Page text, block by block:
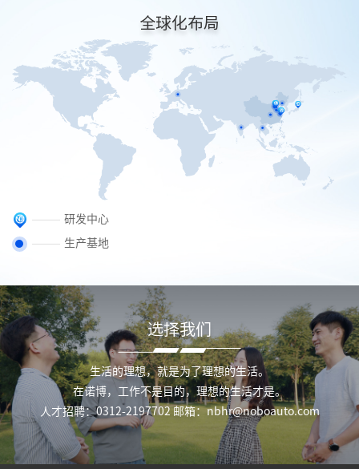
全球化布局
研发中心
生产基地
选择我们
生活的理想，就是为了理想的生活。
在诺博，工作不是目的，理想的生活才是。
人才招聘：0312-2197702 邮箱：nbhr@noboauto.com